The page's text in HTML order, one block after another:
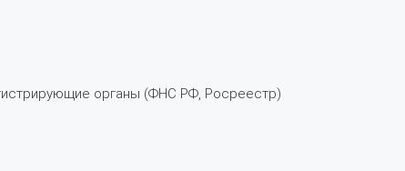
органы (ФНС РФ, Росреестр)